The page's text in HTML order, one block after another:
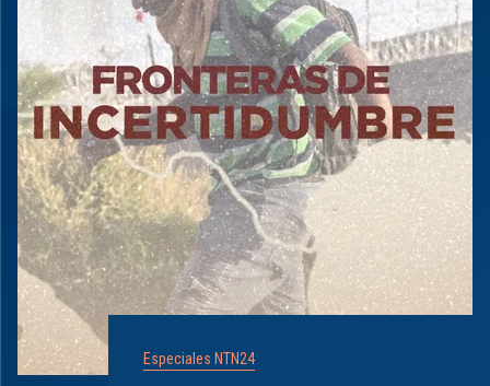
Especiales NTN24